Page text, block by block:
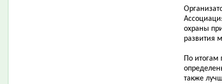
охраны
развития
По итогам
также